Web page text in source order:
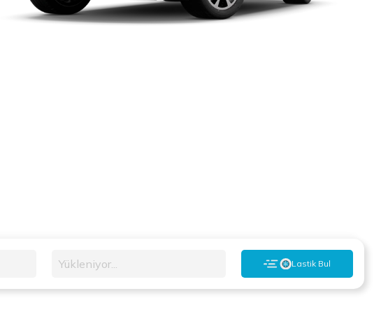
Yükleniyor... Lastik Bul